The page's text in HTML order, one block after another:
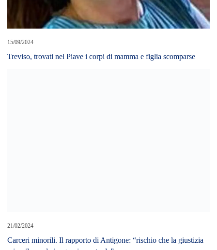
15/09/2024
Treviso, trovati nel Piave i corpi di mamma e figlia scomparse
21/02/2024
Carceri minorili. Il rapporto di Antigone: “rischio che la giustizia